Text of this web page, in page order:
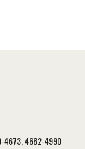
4673, 4682-4990